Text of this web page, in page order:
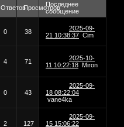
ОтветовПросмотровПоследнее
сообщение
0 38
2025-09-
21 10:38:37 Cim
4 71
2025-10-
11 10:22:18 Miron
0 43
2025-09-
18 08:22:04
vane4ka
2 127
2025-09-
15 15:06:22